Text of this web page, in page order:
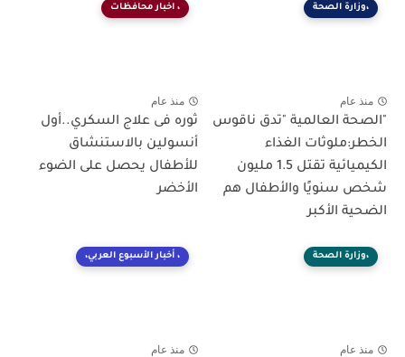
،وزارة الصحة
منذ عام
"الصحة العالمية "تدق ناقوس
الخطر:ملوثات الغذاء
الكيميائية تقتل 1.5 مليون
شخص سنويًا والأطفال هم
الضحية الأكبر
، اخبار محافظات
منذ عام
ثوره فى علاج السكري..أول
أنسولين بالاستنشاق
للأطفال يحصل على الضوء
الأخضر
،وزارة الصحة
منذ عام
، أخبار الأسبوع العربي،
منذ عام